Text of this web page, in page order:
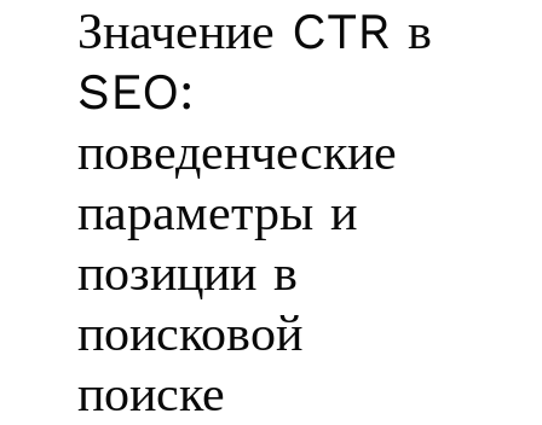
Значение CTR в
SEO:
поведенческие
параметры и
позиции в
поисковой
поиске